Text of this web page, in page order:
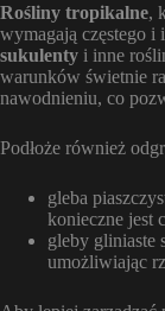
Rośliny tropikalne,
wymagają częstego i
sukulenty i inne
warunków świetnie
nawodnieniu, co
Podłoże również
gleba
konieczne jest
gleby gliniaste
umożliwiając